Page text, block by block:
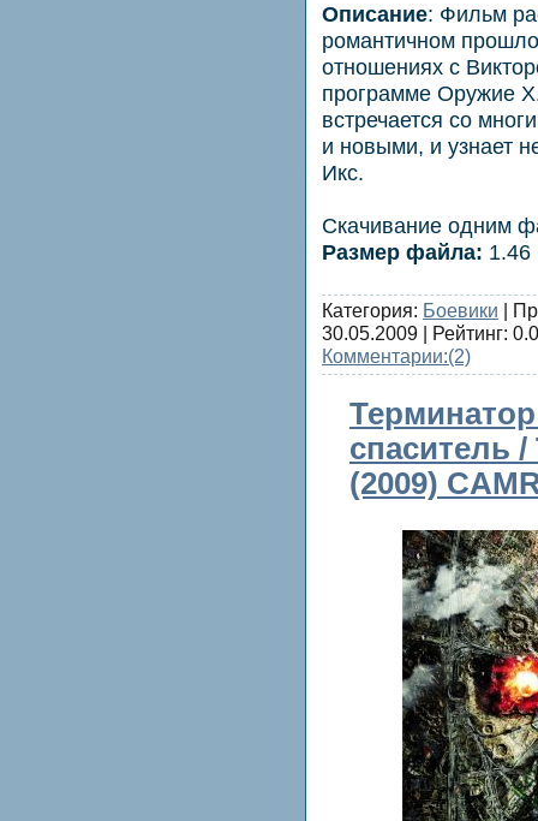
Описание: Фильм
романтичном
отношениях с
программе Оружие
встречается со
и новыми, и узнает
Икс.
Скачивание одним
Размер файла: 1.46
Категория: Боевики |
30.05.2009 | Рейтинг:
Комментарии:(2)
спаситель
(2009)